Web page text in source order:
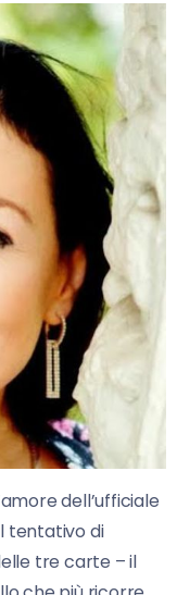
dell’ufficiale
tentativo di
tre carte – il